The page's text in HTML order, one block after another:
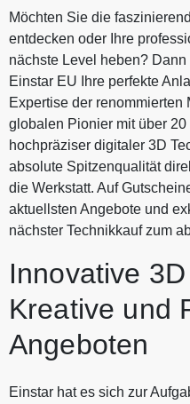
Möchten Sie die
entdecken oder Ihre
nächste Level heben?
Einstar EU Ihre perfekte
Expertise der
globalen Pionier mit über
hochpräziser digitaler 3D
absolute Spitzenqualität
die Werkstatt. Auf
aktuellsten Angebote und
nächster Technikkauf zum
Innovative
Kreative und
Angeboten
Einstar hat es sich zur